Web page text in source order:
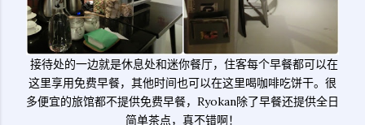
接待处的一边就是休息处和迷你餐厅，住客每个早餐都可以在
这里享用免费早餐，其他时间也可以在这里喝咖啡吃饼干。很
多便宜的旅馆都不提供免费早餐，Ryokan除了早餐还提供全日
简单茶点，真不错啊！